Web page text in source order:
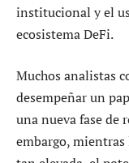
institucional y el
ecosistema DeFi.
Muchos analistas
desempeñar un
una nueva fase de
embargo,